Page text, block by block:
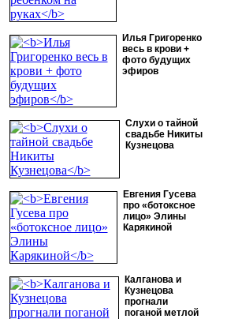
Илья Григоренко
весь в крови +
фото будущих
эфиров
Слухи о тайной
свадьбе Никиты
Кузнецова
Евгения Гусева
про «ботоксное
лицо» Элины
Карякиной
Калганова и
Кузнецова
прогнали
поганой метлой